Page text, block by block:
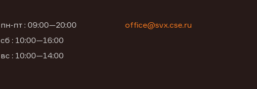
пн-пт : 09:00—20:00
сб : 10:00—16:00
вс : 10:00—14:00
office@svx.cse.ru